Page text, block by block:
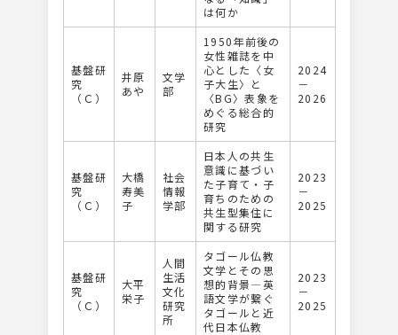
は何か
基盤研
究
（Ｃ）
井原
あや
文学
部
1950年前後の
女性雑誌を中
心とした〈女
子大生〉と
〈BG〉表象を
めぐる総合的
研究
2024
－
2026
基盤研
究
（Ｃ）
大橋
寿美
子
社会
情報
学部
⽇本⼈の共⽣
意識に基づい
た⼦育て・⼦
育ちのための
共⽣型集住に
関する研究
2023
－
2025
基盤研
究
（Ｃ）
大平
栄子
人間
生活
文化
研究
所
タゴール仏教
⽂学とその思
想的背景―英
語⽂学が繋ぐ
タゴールと近
代⽇本仏教
2023
－
2025